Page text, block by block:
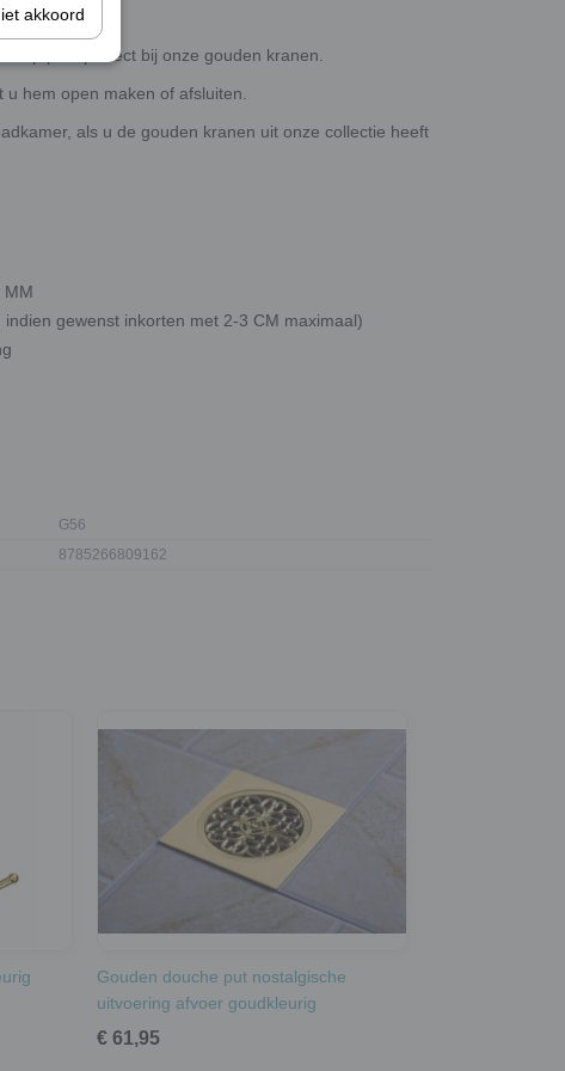
past perfect bij onze gouden kranen.
hem open maken of afsluiten.
als u de gouden kranen uit onze collectie heeft
MM
gewenst inkorten met 2-3 CM maximaal)
G56
8785266809162
Gouden douche put nostalgische
uitvoering afvoer goudkleurig
€ 61,95
akkoord